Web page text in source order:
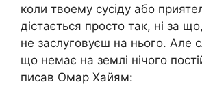
коли твоему сусіду або
дістається просто так, ні за
не заслуговуєш на нього. Але
що немає на землі нічого
писав Омар Хайям: